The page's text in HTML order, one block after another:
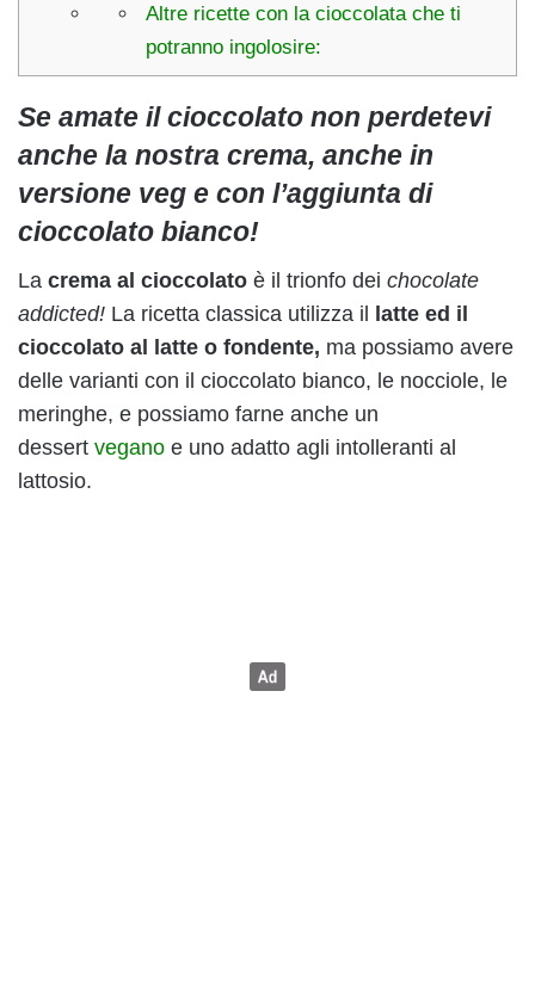
Altre ricette con la cioccolata che ti
potranno ingolosire:
Se amate il cioccolato non perdetevi
anche la nostra crema, anche in
versione veg e con l’aggiunta di
cioccolato bianco!
La crema al cioccolato è il trionfo dei chocolate
addicted! La ricetta classica utilizza il
latte ed il
cioccolato al latte o fondente, ma possiamo avere
delle varianti con il cioccolato bianco, le nocciole, le
meringhe, e possiamo farne anche un
dessert vegano e uno adatto agli intolleranti al
lattosio.